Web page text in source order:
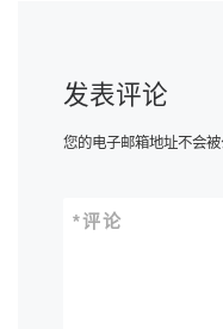
发表评论
您的电子邮箱地址不会被
评论
*